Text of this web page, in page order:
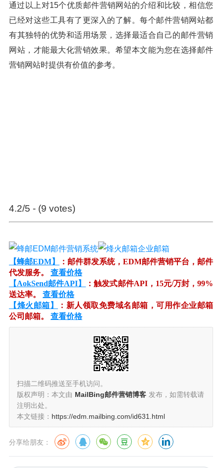
通过以上对15个优质邮件营销网站的介绍和比较，相信您
已经对这些工具有了更深入的了解。每个邮件营销网站都
有其独特的优势和适用场景，选择最适合自己的邮件营销
网站，才能最大化营销效果。希望本文能为您在选择邮件
营销网站时提供有价值的参考。
4.2/5 - (9 votes)
【蜂邮EDM】
：邮件群发系统，EDM邮件营销平台，邮件
代发服务。 查看价格
【AokSend邮件API】
：触发式邮件API，15元/万封，99%
送达率。 查看价格
【烽火邮箱】
：新人领取免费域名邮箱，可用作企业邮箱
公司邮箱。 查看价格
扫描二维码推送至手机访问。
版权声明：本文由 MailBing邮件营销博客 发布，如需转载请
注明出处。
本文链接： https://edm.mailbing.com/id631.html
分享给朋友：